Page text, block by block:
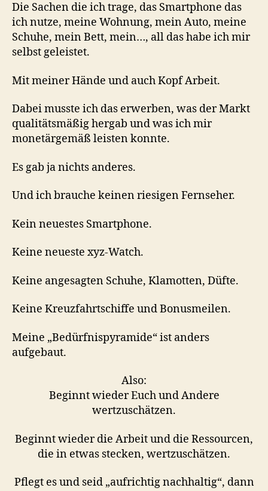
Die Sachen die ich trage, das Smartphone das
ich nutze, meine Wohnung, mein Auto, meine
Schuhe, mein Bett, mein…, all das habe ich mir
selbst geleistet.
Mit meiner Hände und auch Kopf Arbeit.
Dabei musste ich das erwerben, was der Markt
qualitätsmäßig hergab und was ich mir
monetärgemäß leisten konnte.
Es gab ja nichts anderes.
Und ich brauche keinen riesigen Fernseher.
Kein neuestes Smartphone.
Keine neueste xyz-Watch.
Keine angesagten Schuhe, Klamotten, Düfte.
Keine Kreuzfahrtschiffe und Bonusmeilen.
Meine „Bedürfnispyramide“ ist anders
aufgebaut.
Also:
Beginnt wieder Euch und Andere
wertzuschätzen.
Beginnt wieder die Arbeit und die Ressourcen,
die in etwas stecken, wertzuschätzen.
Pflegt es und seid „aufrichtig nachhaltig“, dann